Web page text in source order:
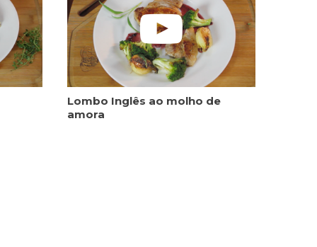
Lombo Inglês ao molho de
amora